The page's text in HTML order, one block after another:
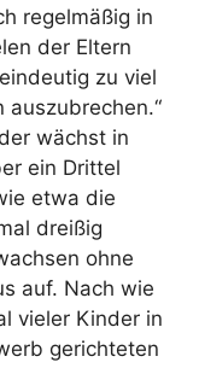
regelmäßig in
der Eltern
zu viel
auszubrechen.“
wächst in
ein Drittel
etwa die
dreißig
ohne
auf. Nach wie
vieler Kinder in
gerichteten